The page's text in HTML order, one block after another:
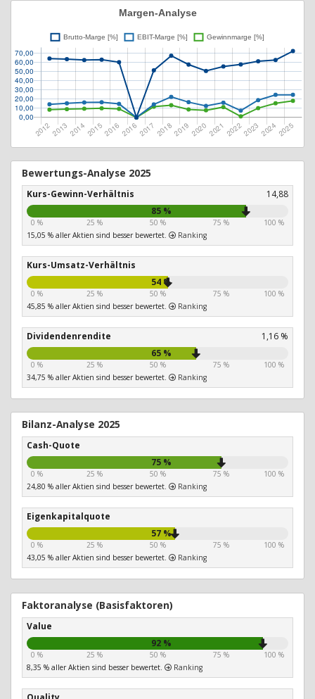
Bewertungs-Analyse 2025
Kurs-Gewinn-Verhältnis
14,88
85 %
0 % 25 % 50 % 75 %
100 %
15,05 % aller Aktien sind besser bewertet.
Ranking
Kurs-Umsatz-Verhältnis
54 %
0 % 25 % 50 % 75 %
100 %
45,85 % aller Aktien sind besser bewertet.
Ranking
Dividendenrendite
1,16 %
65 %
0 % 25 % 50 % 75 %
100 %
34,75 % aller Aktien sind besser bewertet.
Ranking
Bilanz-Analyse 2025
Cash-Quote
75 %
0 % 25 % 50 % 75 %
100 %
24,80 % aller Aktien sind besser bewertet.
Ranking
Eigenkapitalquote
57 %
0 % 25 % 50 % 75 %
100 %
43,05 % aller Aktien sind besser bewertet.
Ranking
Faktoranalyse (Basisfaktoren)
Value
92 %
0 % 25 % 50 % 75 %
100 %
8,35 % aller Aktien sind besser bewertet.
Ranking